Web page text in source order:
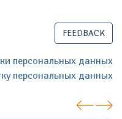
FEEDBACK
персональных данных
персональных данных